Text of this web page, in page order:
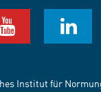
Institut für